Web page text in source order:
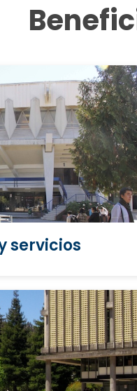
servicios